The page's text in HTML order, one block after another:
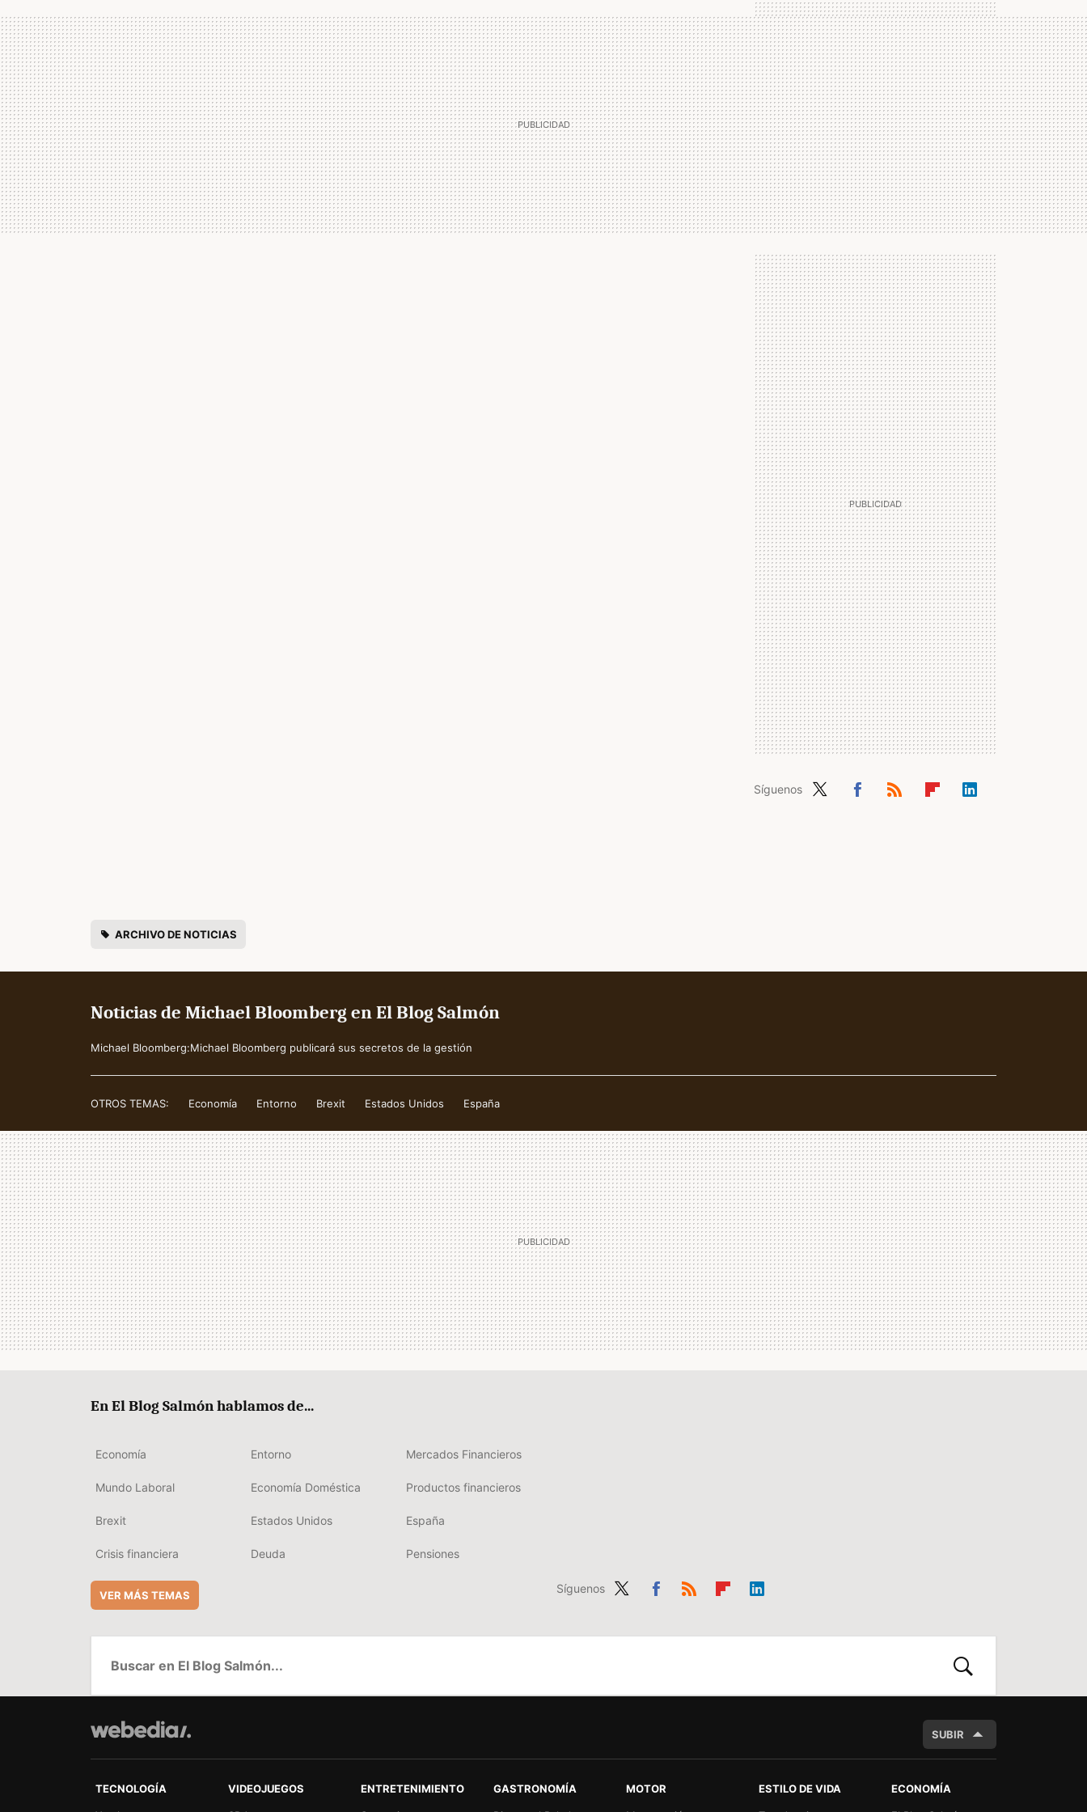
Síguenos
ARCHIVO DE NOTICIAS
Noticias de Michael Bloomberg en El Blog Salmón
Michael Bloomberg:Michael Bloomberg publicará sus secretos de la gestión
OTROS TEMAS: Economía Entorno Brexit Estados Unidos España
Síguenos
ter
ebo
boa edIn
En El Blog Salmón hablamos de...
Economía Entorno Mercados Financieros
Mundo Laboral Economía Doméstica Productos financieros
Brexit Estados Unidos España
Crisis financiera Deuda Pensiones
VER MÁS TEMAS
BUSCAR
SUBIR
TECNOLOGÍA VIDEOJUEGOS ENTRETENIMIENTO GASTRONOMÍA MOTOR ESTILO DE VIDA ECONOMÍA